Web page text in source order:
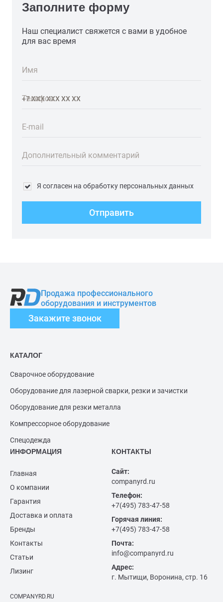
Заполните форму
Наш специалист свяжется с вами в удобное
для вас время
Имя
Телефон
E-mail
Дополнительный комментарий
Я согласен на обработку персональных данных
Отправить
Продажа профессионального
оборудования и инструментов
Закажите звонок
КАТАЛОГ
Сварочное оборудование
Оборудование для лазерной сварки, резки и зачистки
Оборудование для резки металла
Компрессорное оборудование
Спецодежда
ИНФОРМАЦИЯ
Главная
О компании
Гарантия
Доставка и оплата
Бренды
Контакты
Статьи
Лизинг
КОНТАКТЫ
Сайт:
companyrd.ru
Телефон:
+7(495) 783-47-58
Горячая линия:
+7(495) 783-47-58
Почта:
info@companyrd.ru
Адрес:
г. Мытищи, Воронина, стр. 16
COMPANYRD.RU